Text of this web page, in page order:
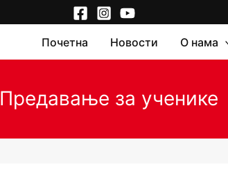
Почетна Новости О нама
Предавање за ученике